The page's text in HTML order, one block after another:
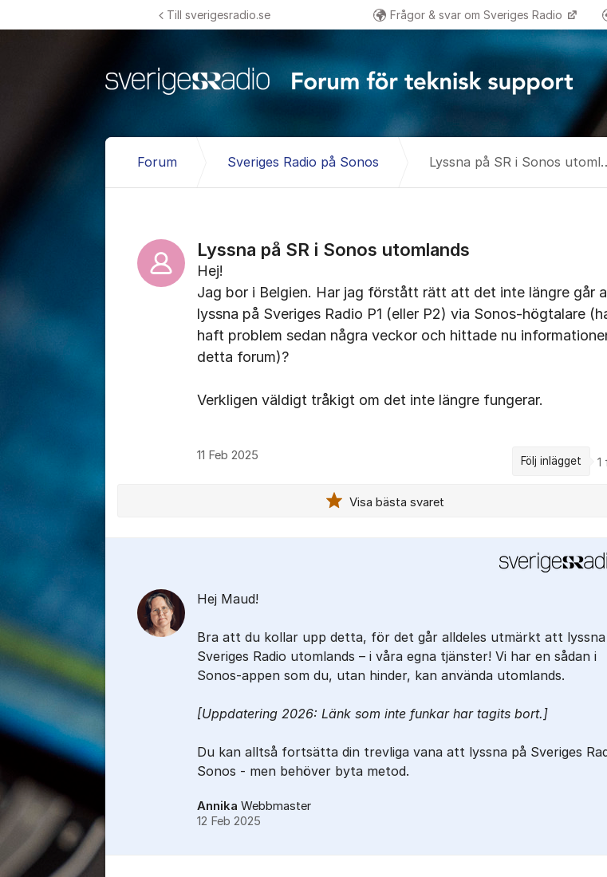
Till sverigesradio.se Frågor & svar om Sveriges Radio
Forum Sveriges Radio på Sonos Lyssna på
Lyssna på SR i Sonos utomlands
Hej!
Jag bor i Belgien. Har jag förstått rätt att det inte längre går
lyssna på Sveriges Radio P1 (eller P2) via Sonos-högtalare
haft problem sedan några veckor och hittade nu
detta forum)?
Verkligen väldigt tråkigt om det inte längre fungerar.
11 Feb 2025 Följ inlägget 1
Visa bästa svaret
Hej Maud!
Bra att du kollar upp detta, för det går alldeles utmärkt att
Sveriges Radio utomlands – i våra egna tjänster! Vi har en sådan i
Sonos-appen som du, utan hinder, kan använda utomlands.
[Uppdatering 2026: Länk som inte funkar har tagits bort.]
Du kan alltså fortsätta din trevliga vana att lyssna på Sveriges
Sonos - men behöver byta metod.
Annika Webbmaster
12 Feb 2025